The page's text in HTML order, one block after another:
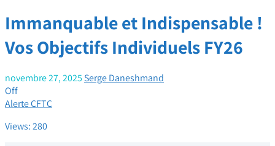
Immanquable et Indispensable !
Vos Objectifs Individuels FY26
novembre 27, 2025 Serge Daneshmand
Off
Alerte CFTC
Views: 280